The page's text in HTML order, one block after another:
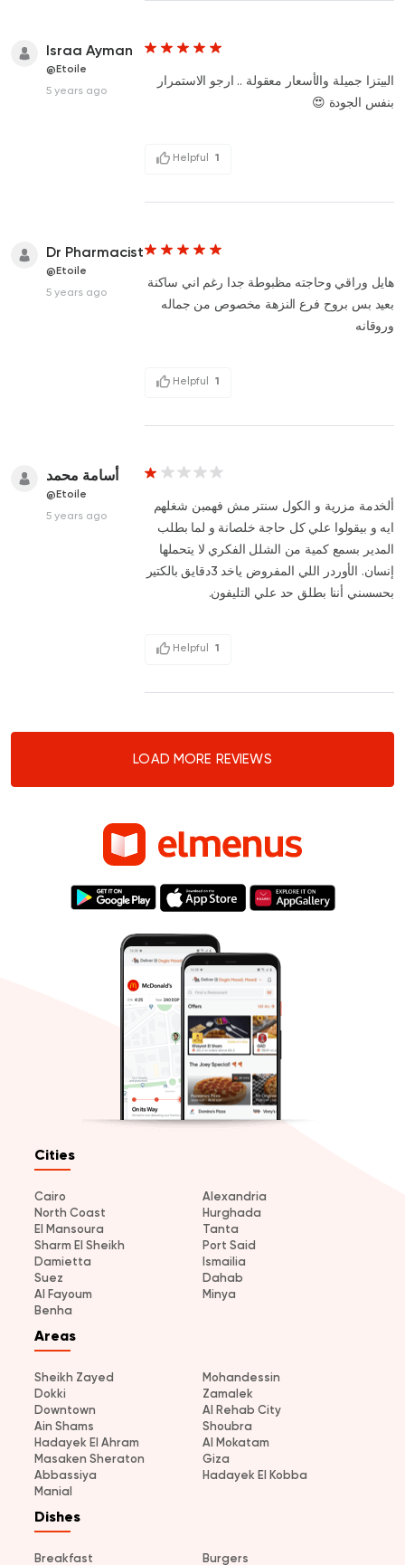
Israa Ayman
@Etoile
5 years ago
البيتزا جميلة والأسعار معقولة .. ارجو الاستمرار
بنفس الجودة 😍
Helpful 1
Dr Pharmacist
@Etoile
5 years ago
هايل وراقي وحاجته مظبوطة جدا رغم اني ساكنة
بعيد بس بروح فرع النزهة مخصوص من جماله
وروقانه
Helpful 1
أسامة محمد
@Etoile
5 years ago
ألخدمة مزرية و الكول سنتر مش فهمبن شغلهم
ايه و بيقولوا علي كل حاجة خلصانة و لما بطلب
المدير بسمع كمية من الشلل الفكري لا يتحملها
إنسان. الأوردر اللي المفروض ياخد 3دقايق بالكتير
بحسسني أننا بطلق حد علي التليفون.
Helpful 1
LOAD MORE REVIEWS
Cities
Cairo
Alexandria
North Coast
Hurghada
El Mansoura
Tanta
Sharm El Sheikh
Port Said
Damietta
Ismailia
Suez
Dahab
Al Fayoum
Minya
Benha
Areas
Sheikh Zayed
Mohandessin
Dokki
Zamalek
Downtown
Al Rehab City
Ain Shams
Shoubra
Hadayek El Ahram
Al Mokatam
Masaken Sheraton
Giza
Abbassiya
Hadayek El Kobba
Manial
Dishes
Breakfast Burgers